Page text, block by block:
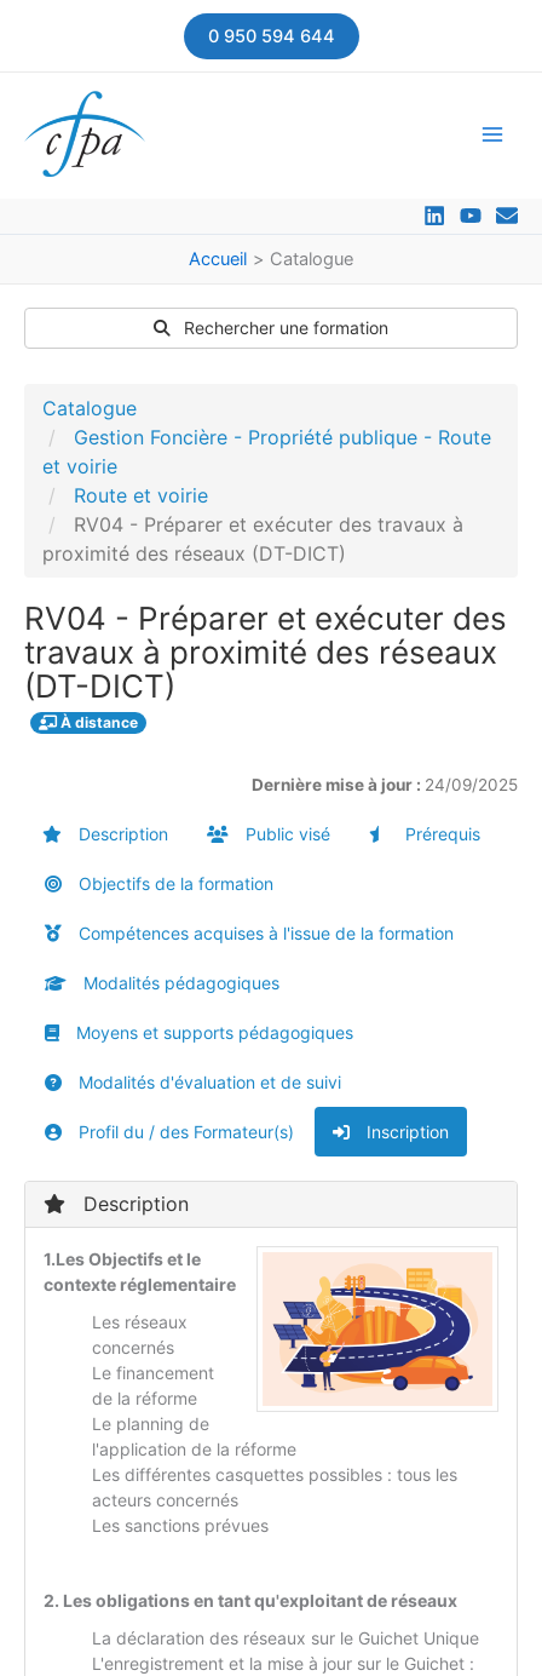
0 950 594 644
Accueil Catalogue
Rechercher une formation
Catalogue
Gestion Foncière - Propriété publique - Route
et voirie
Route et voirie
RV04 - Préparer et exécuter des travaux à
proximité des réseaux (DT-DICT)
RV04 - Préparer et exécuter des
travaux à proximité des réseaux
(DT-DICT)
À distance
Dernière mise à jour : 24/09/2025
Description Public visé Prérequis
Objectifs de la formation
Compétences acquises à l'issue de la formation
Modalités pédagogiques
Moyens et supports pédagogiques
Modalités d'évaluation et de suivi
Profil du / des Formateur(s) Inscription
Description
1.Les Objectifs et le
contexte réglementaire
Les réseaux
concernés
Le financement
de la réforme
Le planning de
l'application de la réforme
Les différentes casquettes possibles : tous les
acteurs concernés
Les sanctions prévues
2. Les obligations en tant qu'exploitant de réseaux
La déclaration des réseaux sur le Guichet Unique
L'enregistrement et la mise à jour sur le Guichet :